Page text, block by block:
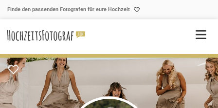
Finde den passenden Fotografen für eure Hochzeit